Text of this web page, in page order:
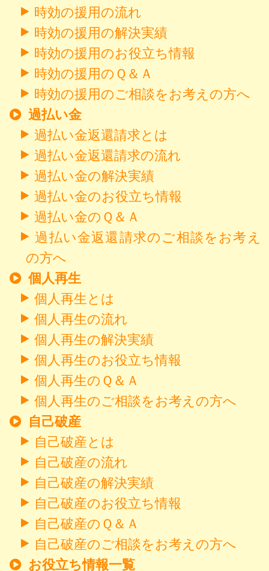
時効の援用の流れ
時効の援用の解決実績
時効の援用のお役立ち情報
時効の援用のＱ＆Ａ
時効の援用のご相談をお考えの方へ
過払い金
過払い金返還請求とは
過払い金返還請求の流れ
過払い金の解決実績
過払い金のお役立ち情報
過払い金のＱ＆Ａ
過払い金返還請求のご相談をお考え
の方へ
個人再生
個人再生とは
個人再生の流れ
個人再生の解決実績
個人再生のお役立ち情報
個人再生のＱ＆Ａ
個人再生のご相談をお考えの方へ
自己破産
自己破産とは
自己破産の流れ
自己破産の解決実績
自己破産のお役立ち情報
自己破産のＱ＆Ａ
自己破産のご相談をお考えの方へ
お役立ち情報一覧